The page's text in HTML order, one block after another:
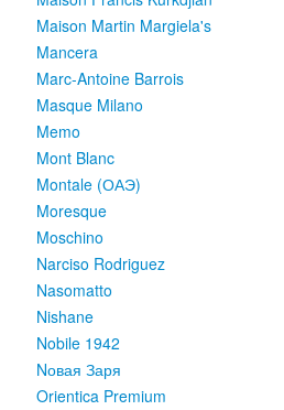
Maison Martin Margiela's
Mancera
Marc-Antoine Barrois
Masque Milano
Memo
Mont Blanc
Montale (ОАЭ)
Moresque
Moschino
Narciso Rodriguez
Nasomatto
Nishane
Nobile 1942
Nовая Заря
Orientica Premium